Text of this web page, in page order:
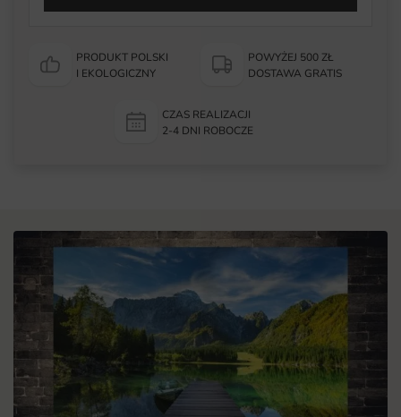
PRODUKT POLSKI
I EKOLOGICZNY
POWYŻEJ 500 ZŁ
DOSTAWA GRATIS
CZAS REALIZACJI
2-4 DNI ROBOCZE